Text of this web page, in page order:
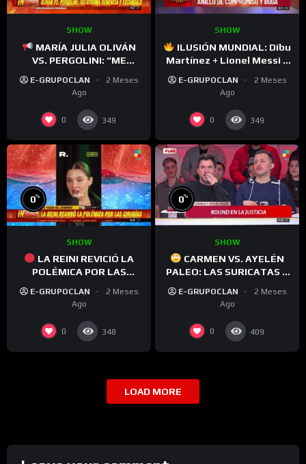
SHOW
MARÍA JULIA OLIVÁN
VS. PERGOLINI: “ME
HABÍA SITUACIONES DE
ACOSO”
E-GRUPOCLAN
2 Meses
Ago
0 349
SHOW
ILUSIÓN MUNDIAL: Dibu
Martínez + Lionel Messi +
E-GRUPOCLAN
2 Meses
Ago
0 349
0%
SHOW
LA REINI REVICIÓ LA
POLÉMICA POR LAS
E-GRUPOCLAN
2 Meses
Ago
0 348
0%
SHOW
CARMEN VS. AYELÉN
PALEO: LAS SURICATAS A
E-GRUPOCLAN
2 Meses
Ago
0 409
LOAD MORE